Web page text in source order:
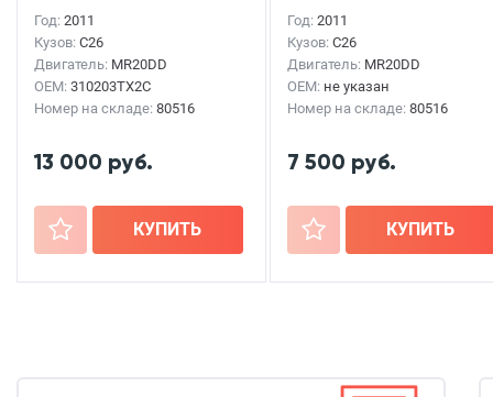
Год: 2011
Кузов: C26
Двигатель: MR20DD
OEM: 310203TX2C
Номер на складе: 80516
13 000 руб.
+ КУПИТЬ
Год: 2011
Кузов: C26
Двигатель: MR20DD
OEM: не указан
Номер на складе: 80516
7 500 руб.
+ КУПИТЬ